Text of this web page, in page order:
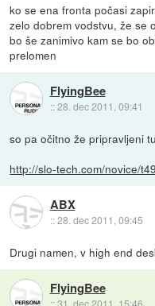
ko se ena fronta počasi
zelo dobrem vodstvu, že se
bo še zanimivo kam se bo
prelomen
FlyingBee
::28. dec 2011, 09:41
so pa očitno že pripravljeni
http://slo-tech.com/novice/
ABX
::28. dec 2011, 09:45
Drugi namen, v high end
FlyingBee